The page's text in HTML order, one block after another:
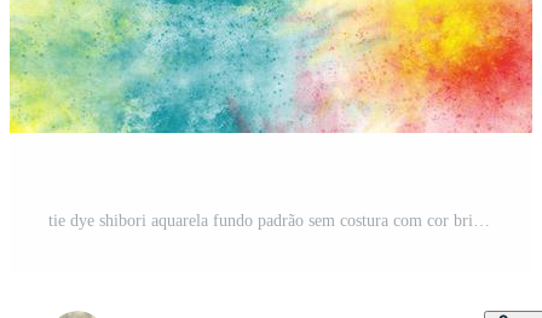
tie dye shibori aquarela fundo padrão sem costura com cor brilhante Foto Pro